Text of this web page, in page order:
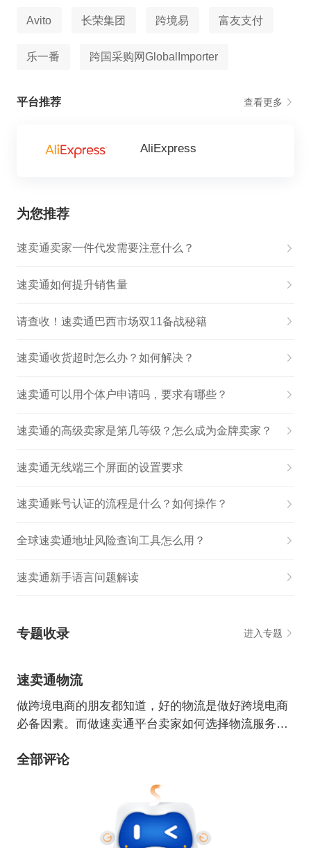
Avito 长荣集团 跨境易 富友支付
乐一番 跨国采购网GlobalImporter
平台推荐 查看更多
AliExpress
为您推荐
速卖通卖家一件代发需要注意什么？
速卖通如何提升销售量
请查收！速卖通巴西市场双11备战秘籍
速卖通收货超时怎么办？如何解决？
速卖通可以用个体户申请吗，要求有哪些？
速卖通的高级卖家是第几等级？怎么成为金牌卖家？
速卖通无线端三个屏面的设置要求
速卖通账号认证的流程是什么？如何操作？
全球速卖通地址风险查询工具怎么用？
速卖通新手语言问题解读
专题收录 进入专题
速卖通物流
做跨境电商的朋友都知道，好的物流是做好跨境电商
必备因素。而做速卖通平台卖家如何选择物流服务
给大家分享有关速卖通物流干货知识，助力速卖通卖
全部评论